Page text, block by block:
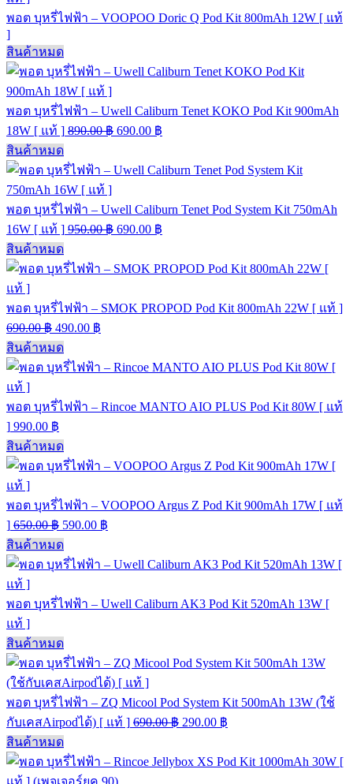
พอต บุหรี่ไฟฟ้า – VOOPOO Doric Q Pod Kit 800mAh 12W [ แท้
]
สินค้าหมด
พอต บุหรี่ไฟฟ้า – Uwell Caliburn Tenet KOKO Pod Kit 900mAh
18W [ แท้ ] 890.00฿ 690.00 ฿
สินค้าหมด
พอต บุหรี่ไฟฟ้า – Uwell Caliburn Tenet Pod System Kit 750mAh
16W [ แท้ ] 950.00฿ 690.00 ฿
สินค้าหมด
พอต บุหรี่ไฟฟ้า – SMOK PROPOD Pod Kit 800mAh 22W [ แท้ ]
690.00฿ 490.00 ฿
สินค้าหมด
พอต บุหรี่ไฟฟ้า – Rincoe MANTO AIO PLUS Pod Kit 80W [ แท้
] 990.00 ฿
สินค้าหมด
พอต บุหรี่ไฟฟ้า – VOOPOO Argus Z Pod Kit 900mAh 17W [ แท้
] 650.00฿ 590.00 ฿
สินค้าหมด
พอต บุหรี่ไฟฟ้า – Uwell Caliburn AK3 Pod Kit 520mAh 13W [
แท้ ]
สินค้าหมด
พอต บุหรี่ไฟฟ้า – ZQ Micool Pod System Kit 500mAh 13W (ใช้
กับเคสAirpodได้) [ แท้ ] 690.00฿ 290.00 ฿
สินค้าหมด